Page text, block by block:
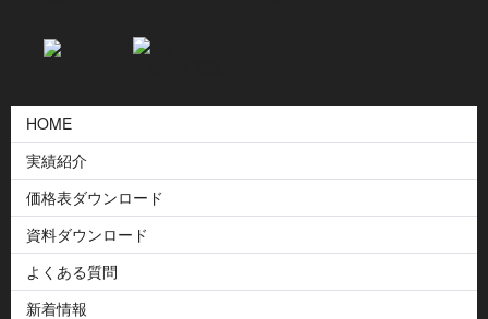
HOME
実績紹介
価格表ダウンロード
資料ダウンロード
よくある質問
新着情報